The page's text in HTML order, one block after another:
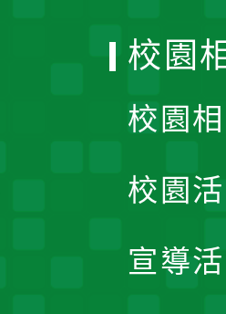
校園
校園
校園
宣導